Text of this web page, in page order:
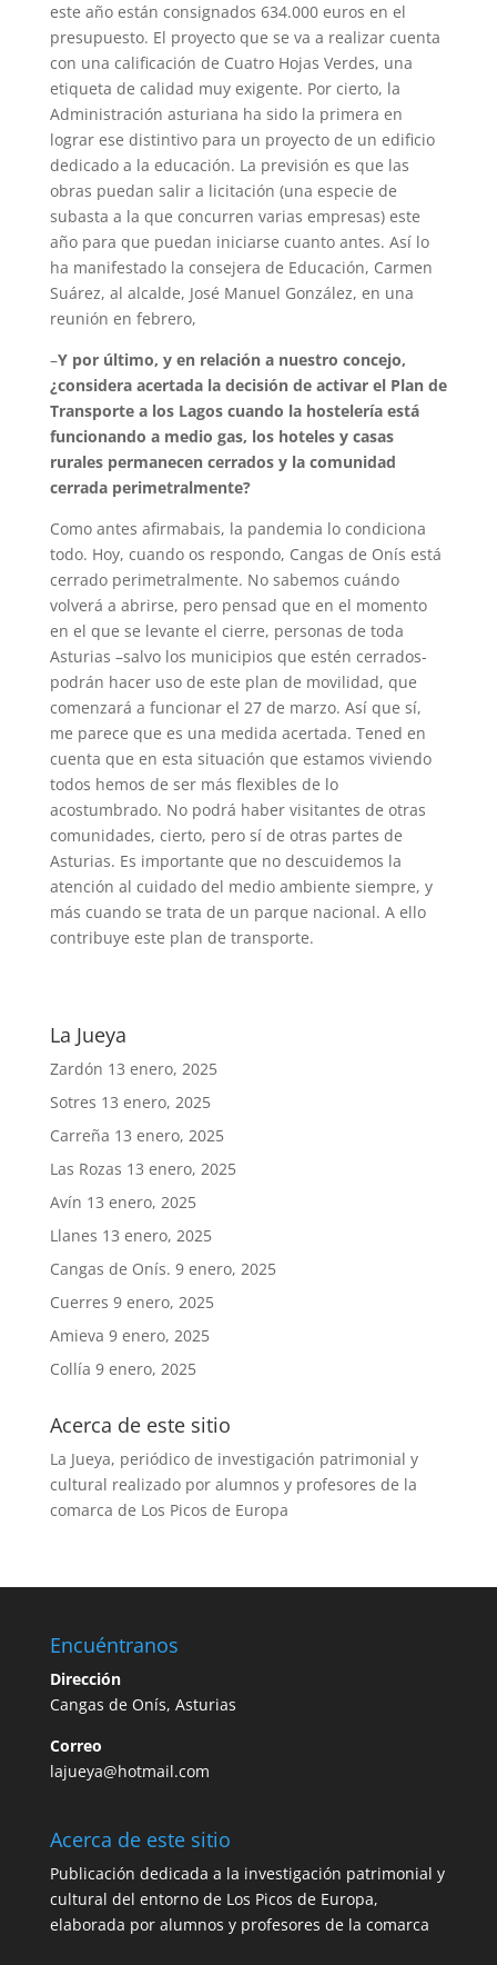
este año están consignados 634.000 euros en el
presupuesto. El proyecto que se va a realizar cuenta
con una calificación de Cuatro Hojas Verdes, una
etiqueta de calidad muy exigente. Por cierto, la
Administración asturiana ha sido la primera en
lograr ese distintivo para un proyecto de un edificio
dedicado a la educación. La previsión es que las
obras puedan salir a licitación (una especie de
subasta a la que concurren varias empresas) este
año para que puedan iniciarse cuanto antes. Así lo
ha manifestado la consejera de Educación, Carmen
Suárez, al alcalde, José Manuel González, en una
reunión en febrero,
–Y por último, y en relación a nuestro concejo,
¿considera acertada la decisión de activar el Plan de
Transporte a los Lagos cuando la hostelería está
funcionando a medio gas, los hoteles y casas
rurales permanecen cerrados y la comunidad
cerrada perimetralmente?
Como antes afirmabais, la pandemia lo condiciona
todo. Hoy, cuando os respondo, Cangas de Onís está
cerrado perimetralmente. No sabemos cuándo
volverá a abrirse, pero pensad que en el momento
en el que se levante el cierre, personas de toda
Asturias –salvo los municipios que estén cerrados-
podrán hacer uso de este plan de movilidad, que
comenzará a funcionar el 27 de marzo. Así que sí,
me parece que es una medida acertada. Tened en
cuenta que en esta situación que estamos viviendo
todos hemos de ser más flexibles de lo
acostumbrado. No podrá haber visitantes de otras
comunidades, cierto, pero sí de otras partes de
Asturias. Es importante que no descuidemos la
atención al cuidado del medio ambiente siempre, y
más cuando se trata de un parque nacional. A ello
contribuye este plan de transporte.
La Jueya
Zardón 13 enero, 2025
Sotres 13 enero, 2025
Carreña 13 enero, 2025
Las Rozas 13 enero, 2025
Avín 13 enero, 2025
Llanes 13 enero, 2025
Cangas de Onís. 9 enero, 2025
Cuerres 9 enero, 2025
Amieva 9 enero, 2025
Collía 9 enero, 2025
Acerca de este sitio
La Jueya, periódico de investigación patrimonial y
cultural realizado por alumnos y profesores de la
comarca de Los Picos de Europa
Encuéntranos
Dirección
Cangas de Onís, Asturias
Correo
lajueya@hotmail.com
Acerca de este sitio
Publicación dedicada a la investigación patrimonial y
cultural del entorno de Los Picos de Europa,
elaborada por alumnos y profesores de la comarca